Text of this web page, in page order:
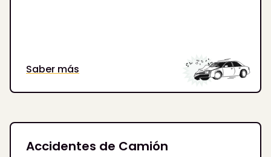
Saber más
Accidentes de Camión